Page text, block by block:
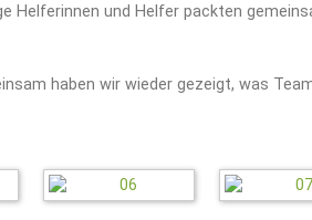
Helferinnen und Helfer packten
haben wir wieder gezeigt, was